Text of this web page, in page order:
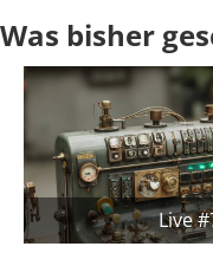
Was bisher
Live